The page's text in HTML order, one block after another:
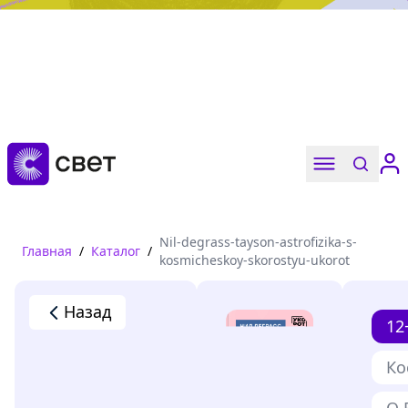
Дружба, любовь, взросление
Читать
Главная / Каталог /
Nil-degrass-tayson-astrofizika-s-
kosmicheskoy-skorostyu-ukorot
Назад